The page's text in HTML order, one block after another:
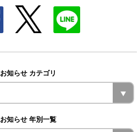
お知らせ カテゴリ
お知らせ 年別一覧